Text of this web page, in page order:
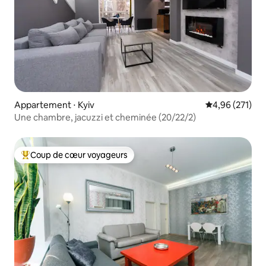
Appartement ⋅ Kyiv Évaluation
4,96 (271)
Une chambre, jacuzzi et cheminée (20/22/2)
Coups de cœur voyageurs les plus appréciés
Coup de cœur voyageurs